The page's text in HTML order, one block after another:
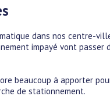
dans nos centre-
impayé vont passer
beaucoup à apporter
de stationnement.